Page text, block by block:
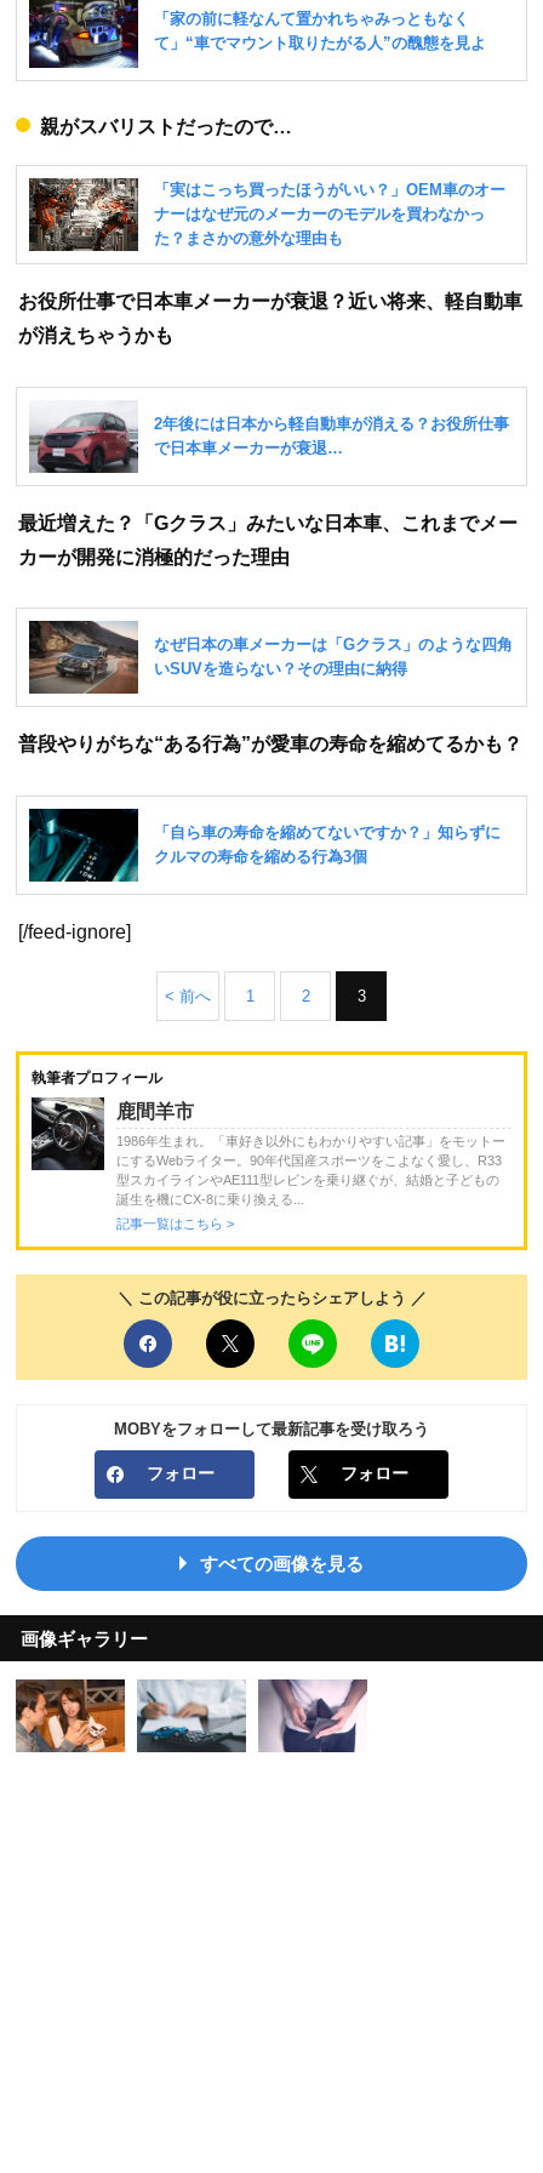
親がスバリストだったので…
お役所仕事で日本車メーカーが衰退？近い将来、軽自動車
が消えちゃうかも
最近増えた？「Gクラス」みたいな日本車、これまでメー
カーが開発に消極的だった理由
普段やりがちな“ある行為”が愛車の寿命を縮めてるかも？
[/feed-ignore]
< 前へ 1 2 3
執筆者プロフィール
鹿間羊市
1986年生まれ。「車好き以外にもわかりやすい記事」をモットー
にするWebライター。90年代国産スポーツをこよなく愛し、R33
型スカイラインやAE111型レビンを乗り継ぐが、結婚と子どもの
誕生を機にCX-8に乗り換える...
記事一覧はこちら >
＼ この記事が役に立ったらシェアしよう ／
MOBYをフォローして最新記事を受け取ろう
フォロー フォロー
すべての画像を見る
画像ギャラリー